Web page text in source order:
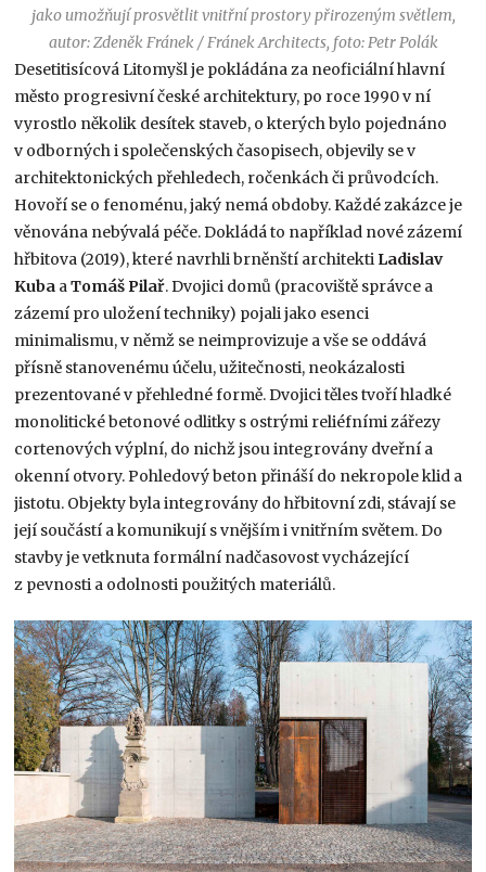
jako umožňují prosvětlit vnitřní prostory přirozeným světlem,
autor: Zdeněk Fránek / Fránek Architects, foto: Petr Polák
Desetitisícová Litomyšl je pokládána za neoficiál­ní hlavní
město progresivní české architektury, po roce 1990 v ní
vyrostlo několik desítek staveb, o kterých bylo pojednáno
v odborných i společenských časopisech, objevily se v
architektonických přehledech, ročenkách či průvodcích.
Hovoří se o fenoménu, jaký nemá obdoby. Každé zakázce je
věnována nebývalá péče. Dokládá to například nové zázemí
hřbitova (2019), které navrhli brněnští architekti Ladislav
Kuba aTomáš Pilař. Dvojici domů (pracoviště správce a
zázemí pro uložení techniky) pojali jako esenci
minimalismu, v němž se neimprovizuje a vše se oddává
přísně stanovenému účelu, užitečnosti, neokázalosti
prezentované v přehledné formě. Dvojici těles tvoří hladké
monolitické betonové odlitky s ostrými reliéfními zářezy
cortenových výplní, do nichž jsou integrovány dveřní a
okenní otvory. Pohledový beton přináší do nekropole klid a
jistotu. Objekty byla integrovány do hřbitovní zdi, stávají se
její součástí a komunikují s vnějším i vnitřním světem. Do
stavby je vetknuta formální nadčasovost vycházející
z pevnosti a odolnosti použitých materiálů.